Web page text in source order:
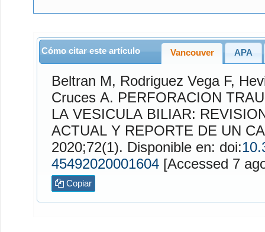
Cómo citar este artículo Vancouver APA
Beltran M, Rodriguez VegaF,
CrucesA. PERFORACION TRAUMATICA AISLADA DE
LA VESICULA BILIAR:
ACTUAL Y REPORTE DE UN
2020;72(1). Disponible en: doi:
45492020001604
Copiar